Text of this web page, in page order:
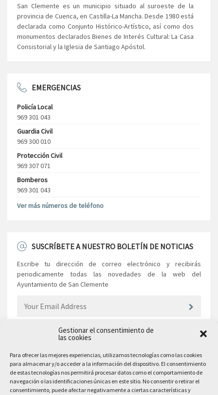
Gestionar el consentimiento de
las cookies
Para ofrecer las mejores experiencias, utilizamos tecnologías como las cookies
para almacenar y/o acceder a la información del dispositivo. El consentimiento
de estas tecnologías nos permitirá procesar datos como el comportamiento de
navegación o las identificaciones únicas en este sitio. No consentir o retirar el
consentimiento, puede afectar negativamente a ciertas características y
San Clemente es un municipio situado al suroeste de la
provincia de Cuenca, en Castilla-La Mancha. Desde 1980 está
declarada como Conjunto Histórico-Artístico, así como dos
monumentos declarados Bienes de Interés Cultural: La Casa
Consistorial y la Iglesia de Santiago Apóstol.
EMERGENCIAS
Policía Local
969 301 043
Guardia Civil
969 300 010
Protección Civil
969 307 071
Bomberos
969 301 043
Ver más números de teléfono
SUSCRÍBETE A NUESTRO BOLETÍN DE NOTICIAS
Escribe tu dirección de correo electrónico y recibirás
periodicamente todas las novedades de la web del
Ayuntamiento de San Clemente
EL AYUNTAMIENTO
Plaza Mayor, 10
San Clemente, 16600, Cuenca